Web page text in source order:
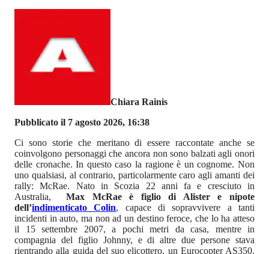
Chiara Rainis
Pubblicato il 7 agosto 2026, 16:38
Ci sono storie che meritano di essere raccontate anche se
coinvolgono personaggi che ancora non sono balzati agli onori
delle cronache. In questo caso la ragione è un cognome. Non
uno qualsiasi, al contrario, particolarmente caro agli amanti dei
rally: McRae. Nato in Scozia 22 anni fa e cresciuto in
Australia,
Max McRae è figlio di Alister e nipote
dell’indimenticato Colin, capace di sopravvivere a tanti
incidenti in auto, ma non ad un destino feroce, che lo ha atteso
il 15 settembre 2007, a pochi metri da casa, mentre in
compagnia del figlio Johnny, e di altre due persone stava
rientrando alla guida del suo elicottero, un Eurocopter AS350.